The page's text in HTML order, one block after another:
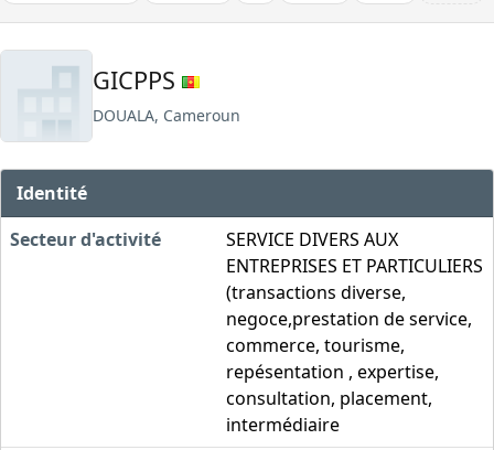
GICPPS
DOUALA, Cameroun
Identité
Secteur d'activité
SERVICE DIVERS AUX
ENTREPRISES ET PARTICULIERS
(transactions diverse,
negoce,prestation de service,
commerce, tourisme,
repésentation , expertise,
consultation, placement,
intermédiaire